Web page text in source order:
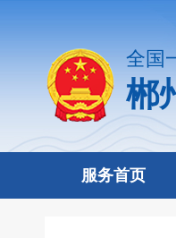
全国
郴
服务首页